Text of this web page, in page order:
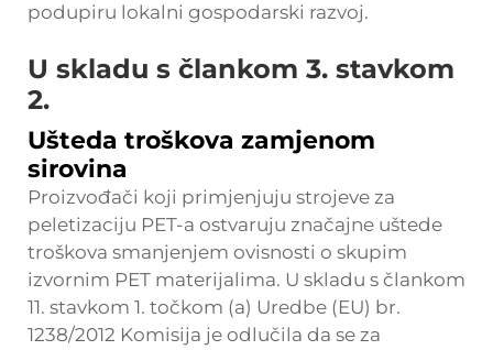
podupiru lokalni gospodarski razvoj.
U skladu s člankom 3. stavkom
2.
Ušteda troškova zamjenom
sirovina
Proizvođači koji primjenjuju strojeve za
peletizaciju PET-a ostvaruju značajne uštede
troškova smanjenjem ovisnosti o skupim
izvornim PET materijalima. U skladu s člankom
11. stavkom 1. točkom (a) Uredbe (EU) br.
1238/2012 Komisija je odlučila da se za